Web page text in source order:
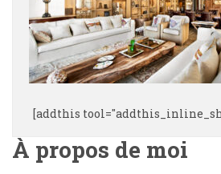
[addthis
À propos de moi